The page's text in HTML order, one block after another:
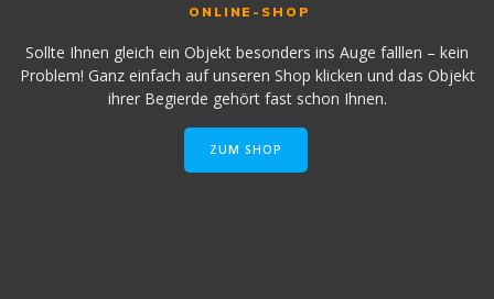
ONLINE-SHOP
Sollte Ihnen gleich ein Objekt besonders ins Auge falllen – kein
Problem! Ganz einfach auf unseren Shop klicken und das Objekt
ihrer Begierde gehört fast schon Ihnen.
ZUM SHOP